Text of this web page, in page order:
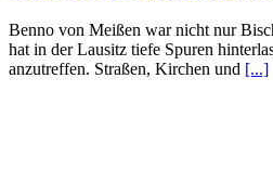
Benno von Meißen war nicht nur
hat in der Lausitz tiefe Spuren
anzutreffen. Straßen, Kirchen und [...]